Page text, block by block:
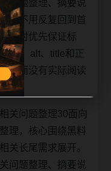
问题整理、摘要说
户不用反复回到首
新时优先保证标
图、alt、title和正
语而没有实际阅读
关问题整理30面向
理，核心围绕黑料
关长尾需求展开。
问题整理、摘要说